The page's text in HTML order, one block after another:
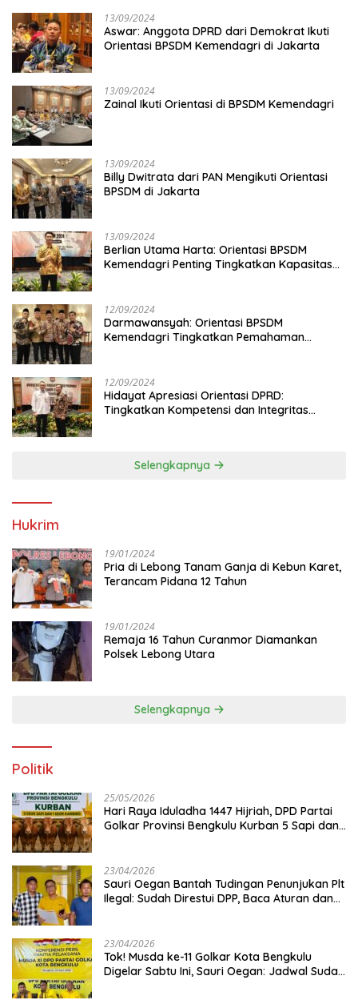
13/09/2024
Aswar: Anggota DPRD dari Demokrat Ikuti
Orientasi BPSDM Kemendagri di Jakarta
13/09/2024
Zainal Ikuti Orientasi di BPSDM Kemendagri
13/09/2024
Billy Dwitrata dari PAN Mengikuti Orientasi
BPSDM di Jakarta
13/09/2024
Berlian Utama Harta: Orientasi BPSDM
Kemendagri Penting Tingkatkan Kapasitas
12/09/2024
Darmawansyah: Orientasi BPSDM
Kemendagri Tingkatkan Pemahaman
12/09/2024
Hidayat Apresiasi Orientasi DPRD:
Tingkatkan Kompetensi dan Integritas
Selengkapnya
Hukrim
19/01/2024
Pria di Lebong Tanam Ganja di Kebun Karet,
Terancam Pidana 12 Tahun
19/01/2024
Remaja 16 Tahun Curanmor Diamankan
Polsek Lebong Utara
Selengkapnya
Politik
25/05/2026
Hari Raya Iduladha 1447 Hijriah, DPD Partai
Golkar Provinsi Bengkulu Kurban 5 Sapi dan 1
23/04/2026
Sauri Oegan Bantah Tudingan Penunjukan Plt
Ilegal: Sudah Direstui DPP, Baca Aturan dan
23/04/2026
‎Tok! Musda ke-11 Golkar Kota Bengkulu
Digelar Sabtu Ini, Sauri Oegan: Jadwal Sudah